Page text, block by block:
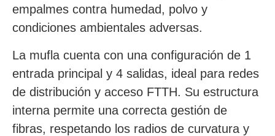
empalmes contra humedad, polvo y
condiciones ambientales adversas.
La mufla cuenta con una configuración de 1
entrada principal y 4 salidas, ideal para redes
de distribución y acceso FTTH. Su estructura
interna permite una correcta gestión de
fibras, respetando los radios de curvatura y